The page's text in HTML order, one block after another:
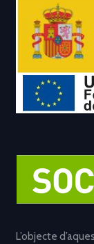
L’objecte